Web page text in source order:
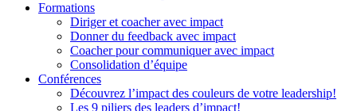
Formations
Diriger et coacher avec impact
Donner du feedback avec impact
Coacher pour communiquer avec impact
Consolidation d’équipe
Conférences
Découvrez l’impact des couleurs de votre leadership!
Les 9 piliers des leaders d’impact!